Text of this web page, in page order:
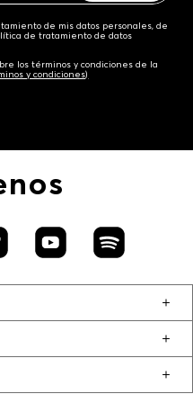
de mis datos personales, de
de tratamiento de datos
los términos y condiciones de la
y condiciones)